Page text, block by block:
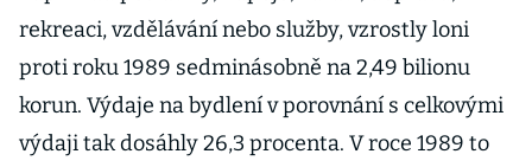
rekreaci, vzdělávání nebo služby, vzrostly loni
proti roku 1989 sedminásobně na 2,49 bilionu
korun. Výdaje na bydlení v porovnání s celkovými
výdaji tak dosáhly 26,3 procenta. V roce 1989 to